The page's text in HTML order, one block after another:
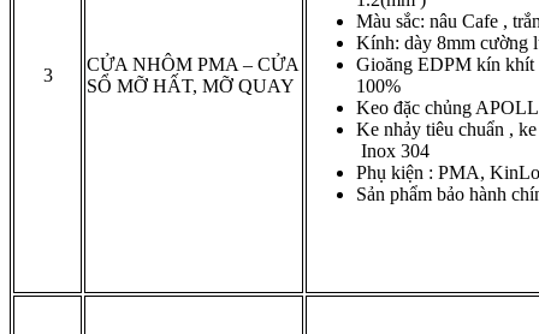
3
CỬA NHÔM PMA – CỬA
SỔ MỠ HẤT, MỠ QUAY
Màu sắc: nâu Cafe ,
Kính: dày 8mm cường
Gioăng EDPM kín khít
100%
Keo đặc chủng
Ke nhảy tiêu chuẩn ,
Inox 304
Phụ kiện : PMA,
Sản phẩm bảo hành